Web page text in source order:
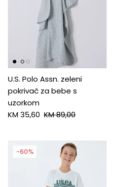
U.S. Polo Assn. zeleni
pokrivač za bebe s
uzorkom
KM 35,60 KM 89,00
-60%